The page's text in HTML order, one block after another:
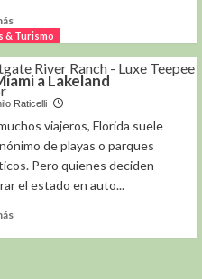
en
Argentina
más
Las
reliquias
de
un
industrial
& Turismo
a Lakeland
Raticelli
viajeros, Florida suele
de playas o parques
Pero quienes deciden
el estado en auto...